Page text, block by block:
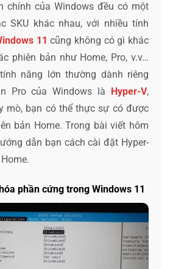
chính của Windows đều có một
SKU khác nhau, với nhiều tính
11 cũng không có gì khác
phiên bản như Home, Pro, v.v…
năng lớn thường dành riêng
Pro của Windows là Hyper-V,
mò, bạn có thể thực sự có được
bản Home. Trong bài viết hôm
dẫn bạn cách cài đặt Hyper-
phần cứng trong Windows 11